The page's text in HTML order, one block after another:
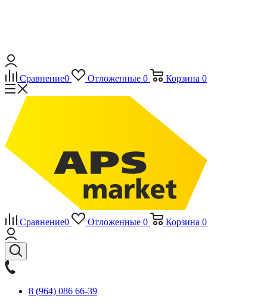
Сравнение0 Отложенные 0 Корзина 0
Сравнение0 Отложенные 0 Корзина 0
8 (964) 086 66-39